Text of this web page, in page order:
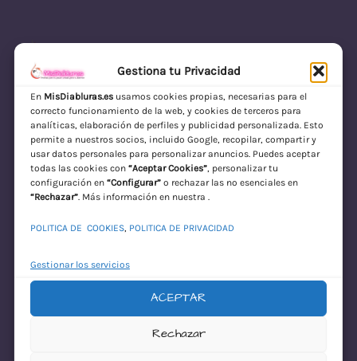
Gestiona tu Privacidad
En MisDiabluras.esusamos cookies propias, necesarias para el
correcto funcionamiento de la web, y cookies de terceros para
analíticas, elaboración de perfiles y publicidad personalizada. Esto
permite a nuestros socios, incluido Google, recopilar, compartir y
usar datos personales para personalizar anuncios. Puedes aceptar
todas las cookies con “Aceptar Cookies”, personalizar tu
configuración en “Configurar”o rechazar las no esenciales en
“Rechazar”. Más información en nuestra .
POLITICA DE COOKIES, POLITICA DE PRIVACIDAD
Gestionar los servicios
ACEPTAR
Rechazar
MisDiabluras | Sexshop Online con Envío
Discreto en España
Acceder
¡Disculpa este